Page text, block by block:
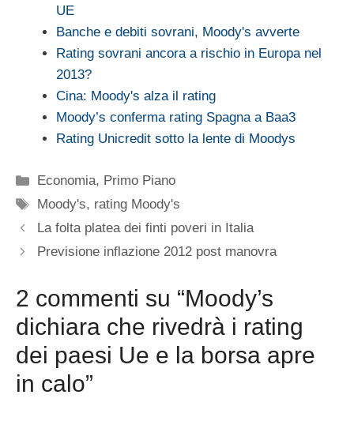
UE
Banche e debiti sovrani, Moody's avverte
Rating sovrani ancora a rischio in Europa nel
2013?
Cina: Moody's alza il rating
Moody’s conferma rating Spagna a Baa3
Rating Unicredit sotto la lente di Moodys
Categorie
Economia, Primo Piano
Tag
Moody's, rating Moody's
La folta platea dei finti poveri in Italia
Previsione inflazione 2012 post manovra
2 commenti su “Moody’s
dichiara che rivedrà i rating
dei paesi Ue e la borsa apre
in calo”